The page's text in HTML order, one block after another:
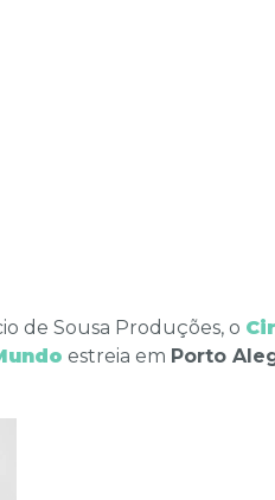
de Sousa Produções, o
estreia em Porto